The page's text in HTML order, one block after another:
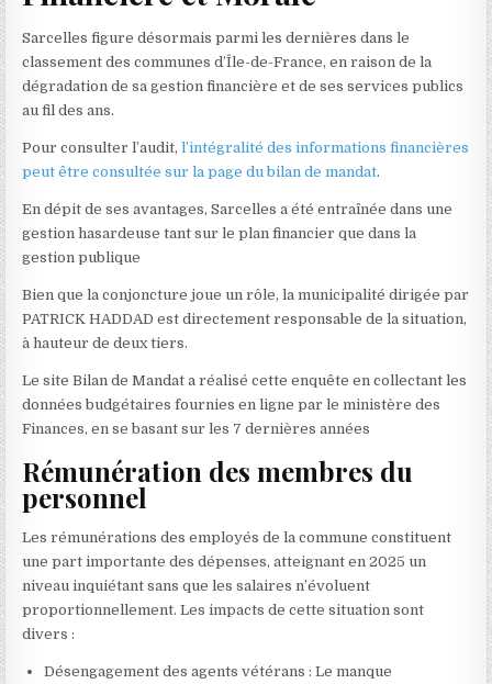
Sarcelles figure désormais parmi les dernières dans le
classement des communes d’Île-de-France, en raison de la
dégradation de sa gestion financière et de ses services publics
au fil des ans.
Pour consulter l’audit,l’intégralité des informations financières
peut être consultée sur la page du bilan de mandat.
En dépit de ses avantages, Sarcelles a été entraînée dans une
gestion hasardeuse tant sur le plan financier que dans la
gestion publique
Bien que la conjoncture joue un rôle, la municipalité dirigée par
PATRICK HADDAD est directement responsable de la situation,
à hauteur de deux tiers.
Le site Bilan de Mandat a réalisé cette enquête en collectant les
données budgétaires fournies en ligne par le ministère des
Finances, en se basant sur les 7 dernières années
Rémunération des membres du
personnel
Les rémunérations des employés de la commune constituent
une part importante des dépenses, atteignant en 2025 un
niveau inquiétant sans que les salaires n’évoluent
proportionnellement. Les impacts de cette situation sont
divers :
Désengagement des agents vétérans : Le manque